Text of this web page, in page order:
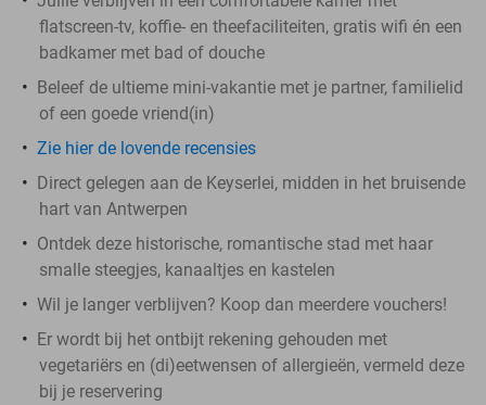
flatscreen-tv, koffie- en theefaciliteiten, gratis wifi én een
badkamer met bad of douche
Beleef de ultieme mini-vakantie met je partner, familielid
of een goede vriend(in)
Zie hier de lovende recensies
Direct gelegen aan de Keyserlei, midden in het bruisende
hart van Antwerpen
Ontdek deze historische, romantische stad met haar
smalle steegjes, kanaaltjes en kastelen
Wil je langer verblijven? Koop dan meerdere vouchers!
Er wordt bij het ontbijt rekening gehouden met
vegetariërs en (di)eetwensen of allergieën, vermeld deze
bij je reservering